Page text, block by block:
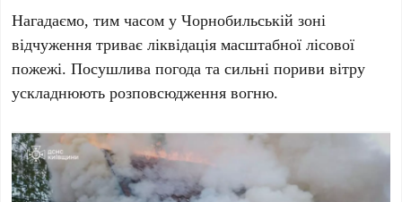
Нагадаємо, тим часом уЧорнобильській зоні
відчуження триває ліквідація масштабної лісової
пожежі. Посушлива погода та сильні пориви вітру
ускладнюють розповсюдження вогню.